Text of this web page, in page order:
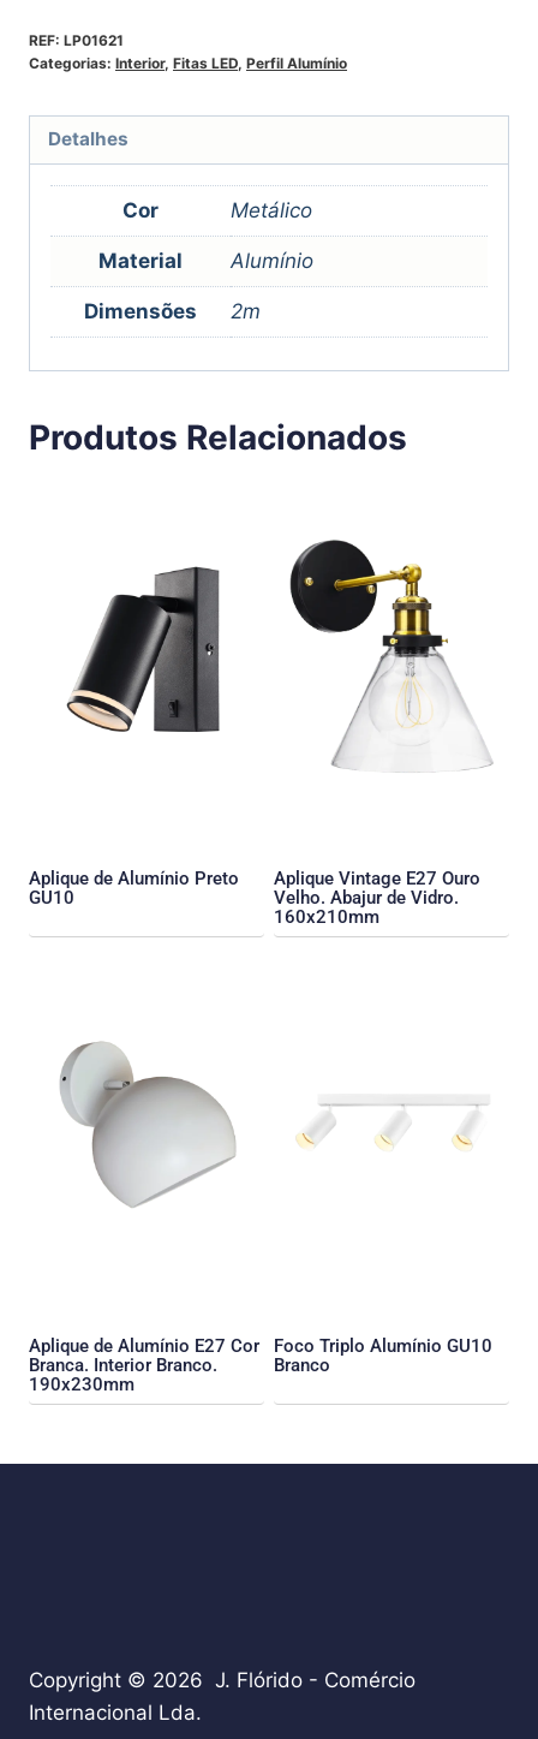
REF: LP01621
Categorias: Interior, Fitas LED, Perfil Alumínio
Detalhes
Cor Metálico
Material Alumínio
Dimensões 2m
Produtos Relacionados
Aplique de Alumínio Preto
GU10
Aplique Vintage E27 Ouro
Velho. Abajur de Vidro.
160x210mm
Aplique de Alumínio E27 Cor
Branca. Interior Branco.
190x230mm
Foco Triplo Alumínio GU10
Branco
Copyright © 2026 J. Flórido - Comércio
Internacional Lda.